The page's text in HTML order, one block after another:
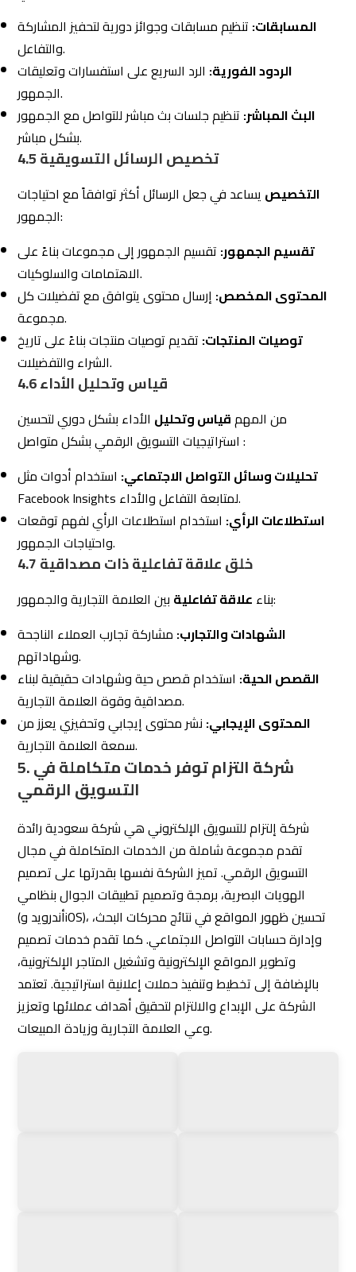
توصيات المنتجات:تقديم توصيات منتجات بناءً على تاريخ
4.6 قياس وتحليل الأداء
الأداء بشكل دوري لتحسين
استراتيجيات التسويق الرقمي بشكل متواصل :
تحليلات وسائل التواصل الاجتماعي:استخدام أدوات مثل
استطلاعات الرأي: استخدام استطلاعات الرأي لفهم توقعات
4.7 خلق علاقة تفاعلية ذات مصداقية
مشاركة تجارب العملاء الناجحة
وشهاداتهم.
استخدام قصص حية وشهادات حقيقية لبناء
سمعة العلامة التجارية.
5. شركة التزام توفر خدمات متكاملة في
التسويق الرقمي
شركة إلتزام للتسويق الإلكتروني هي شركة سعودية رائدة
تقدم مجموعة شاملة من الخدمات المتكاملة في مجال
التسويق الرقمي. تميز الشركة نفسها بقدرتها على تصميم
الهويات البصرية، برمجة وتصميم تطبيقات الجوال بنظامي
(أندرويد وiOS)، تحسين ظهور المواقع في نتائج محركات البحث،
وتطوير المواقع الإلكترونية وتشغيل المتاجر الإلكترونية،
بالإضافة إلى تخطيط وتنفيذ حملات إعلانية استراتيجية. تعتمد
الشركة على الإبداع والالتزام لتحقيق أهداف عملائها وتعزيز
سابق
7 questions to ask before choosing a digital
marketing agency in Riyadh
التالي